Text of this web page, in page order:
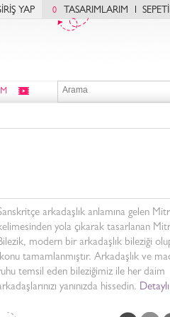
YAP 0 TASARIMLARIM
arkadaşlık anlamına gelen
yola çıkarak tasarlanan
modern bir arkadaşlık bileziği
tamamlanmıştır. Arkadaşlık ve
temsil eden bileziğimiz ile her daim
yanınızda hissedin.